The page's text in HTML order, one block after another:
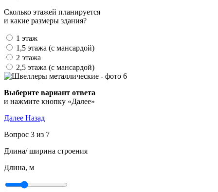
Сколько этажей планируется
и какие размеры здания?
1 этаж
1,5 этажа (с мансардой)
2 этажа
2,5 этажа (с мансардой)
Выберите вариант ответа
и нажмите кнопку «Далее»
Далее Назад
Вопрос 3 из 7
Длина/ ширина строения
Длина, м